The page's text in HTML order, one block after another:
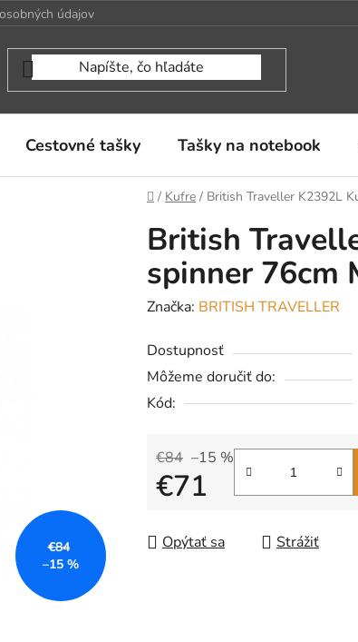
údajov
Cestovné tašky Tašky na notebook
Domov
/ Kufre / British Traveller K2392L
British
spinner 76cm
Značka: BRITISH TRAVELLER
Dostupnosť
Môžeme doručiť do:
Kód:
€84 –15 %
€71
Opýtať sa Strážiť
€84
–15 %